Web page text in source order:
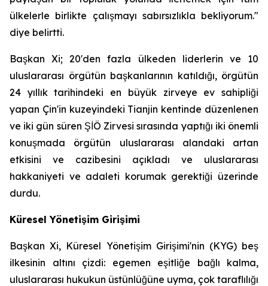
ülkelerle birlikte çalışmayı sabırsızlıkla bekliyorum."
diye belirtti.
Başkan Xi; 20'den fazla ülkeden liderlerin ve 10
uluslararası örgütün başkanlarının katıldığı, örgütün
24 yıllık tarihindeki en büyük zirveye ev sahipliği
yapan Çin'in kuzeyindeki Tianjin kentinde düzenlenen
ve iki gün süren ŞİÖ Zirvesi sırasında yaptığı iki önemli
konuşmada örgütün uluslararası alandaki artan
etkisini ve cazibesini açıkladı ve uluslararası
hakkaniyeti ve adaleti korumak gerektiği üzerinde
durdu.
Küresel Yönetişim Girişimi
Başkan Xi, Küresel Yönetişim Girişimi'nin (KYG) beş
ilkesinin altını çizdi: egemen eşitliğe bağlı kalma,
uluslararası hukukun üstünlüğüne uyma, çok taraflılığı